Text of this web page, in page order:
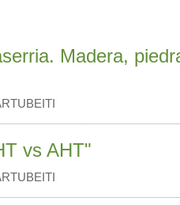
Madera,
vs AHT"